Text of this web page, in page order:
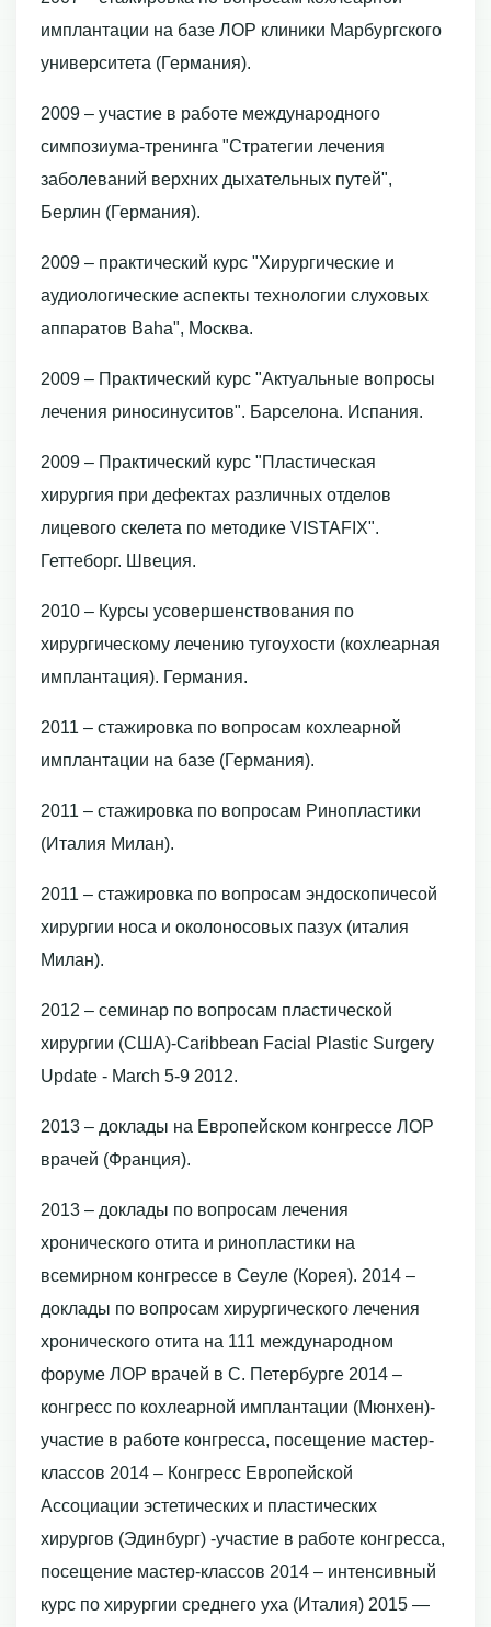
имплантации на базе ЛОР клиники Марбургского
университета (Германия).
2009 – участие в работе международного
симпозиума-тренинга "Стратегии лечения
заболеваний верхних дыхательных путей",
Берлин (Германия).
2009 – практический курс "Хирургические и
аудиологические аспекты технологии слуховых
аппаратов Baha", Москва.
2009 – Практический курс "Актуальные вопросы
лечения риносинуситов". Барселона. Испания.
2009 – Практический курс "Пластическая
хирургия при дефектах различных отделов
лицевого скелета по методике VISTAFIX".
Геттеборг. Швеция.
2010 – Курсы усовершенствования по
хирургическому лечению тугоухости (кохлеарная
имплантация). Германия.
2011 – стажировка по вопросам кохлеарной
имплантации на базе (Германия).
2011 – стажировка по вопросам Ринопластики
(Италия Милан).
2011 – стажировка по вопросам эндоскопичесой
хирургии носа и околоносовых пазух (италия
Милан).
2012 – семинар по вопросам пластической
хирургии (США)-Caribbean Facial Plastic Surgery
Update - March 5-9 2012.
2013 – доклады на Европейском конгрессе ЛОР
врачей (Франция).
2013 – доклады по вопросам лечения
хронического отита и ринопластики на
всемирном конгрессе в Сеуле (Корея). 2014 –
доклады по вопросам хирургического лечения
хронического отита на 111 международном
форуме ЛОР врачей в С. Петербурге 2014 –
конгресс по кохлеарной имплантации (Мюнхен)-
участие в работе конгресса, посещение мастер-
классов 2014 – Конгресс Европейской
Ассоциации эстетических и пластических
хирургов (Эдинбург) -участие в работе конгресса,
посещение мастер-классов 2014 – интенсивный
курс по хирургии среднего уха (Италия) 2015 —